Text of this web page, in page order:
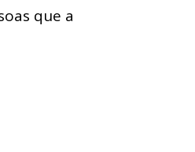
que a